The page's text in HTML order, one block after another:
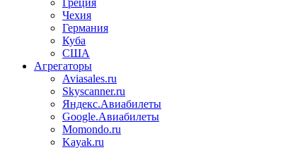
Греция
Чехия
Германия
Куба
США
Агрегаторы
Aviasales.ru
Skyscanner.ru
Яндекс.Авиабилеты
Google.Авиабилеты
Momondo.ru
Kayak.ru